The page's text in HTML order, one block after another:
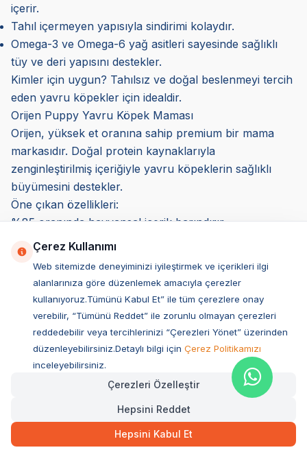
içerir.
Tahıl içermeyen yapısıyla sindirimi kolaydır.
Omega-3 ve Omega-6 yağ asitleri sayesinde sağlıklı
tüy ve deri yapısını destekler.
Kimler için uygun? Tahılsız ve doğal beslenmeyi tercih
eden yavru köpekler için idealdir.
Orijen Puppy Yavru Köpek Maması
Orijen, yüksek et oranına sahip premium bir mama
markasıdır. Doğal protein kaynaklarıyla
zenginleştirilmiş içeriğiyle yavru köpeklerin sağlıklı
büyümesini destekler.
Öne çıkan özellikleri:
%85 oranında hayvansal içerik barındırır.
Glukozamin ve kondroitin içererek eklem sağlığını
destekler.
Tahıl içermeyen yapısıyla hassas sindirime sahip yavru
köpekler için uygundur.
Kimler için uygun? Yüksek protein ihtiyacı olan büyük
ırk yavru köpekler için önerilir.
Yavru Köpek Maması Kullanmanın Avantajları
Yavru köpeklerin gelişim sürecinde doğru beslenme
büyük önem taşır. Yavru köpek maması kullanmanın
avantajları, yavru köpeklerin ihtiyaç duyduğu protein,
vitamin, mineral ve sağlıklı yağları dengeli bir şekilde
sunmasıdır. Özel olarak formüle edilen bu mamalar,
Çerez Kullanımı
Web sitemizde deneyiminizi iyileştirmek ve içerikleri ilgi
alanlarınıza göre düzenlemek amacıyla çerezler
kullanıyoruz.Tümünü Kabul Et” ile tüm çerezlere onay
verebilir, “Tümünü Reddet” ile zorunlu olmayan çerezleri
reddedebilir veya tercihlerinizi “Çerezleri Yönet” üzerinden
düzenleyebilirsiniz.Detaylı bilgi için Çerez Politikamızı
inceleyebilirsiniz.
Çerezleri Özelleştir
Hepsini Reddet
Hepsini Kabul Et